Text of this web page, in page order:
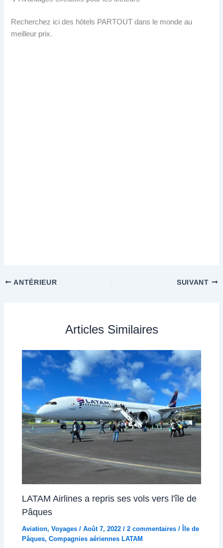
Recherchez ici des hôtels PARTOUT dans le monde au
meilleur prix.
ANTÉRIEUR SUIVANT
Articles Similaires
LATAM Airlines a repris ses vols vers l'île de
Pâques
Aviation,Voyages /Août 7, 2022/2 commentaires /Île de
Pâques,Compagnies aériennes LATAM